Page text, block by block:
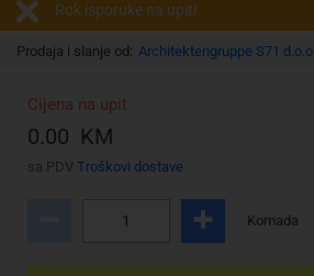
Rok isporuke na upit!
Prodaja i slanje od: Architektengruppe S71 d.o.o.
Cijena na upit
0.00 KM
sa PDV Troškovi dostave
Komada